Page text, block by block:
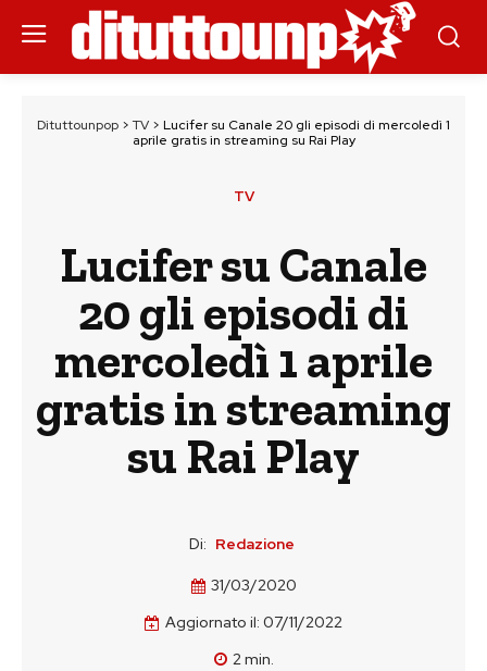
Dituttounpop > TV > Lucifer su Canale 20 gli episodi di mercoledì 1
aprile gratis in streaming su Rai Play
TV
Lucifer su Canale
20 gli episodi di
mercoledì 1 aprile
gratis in streaming
su Rai Play
Di: Redazione
31/03/2020
Aggiornato il: 07/11/2022
2min.